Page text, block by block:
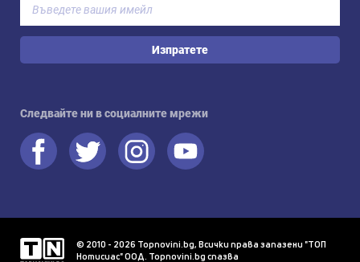
Изпратете
Следвайте ни в социалните мрежи
© 2010 - 2026 Topnovini.bg, Всички права запазени "ТОП
Нотисиас" ООД. Topnovini.bg спазва